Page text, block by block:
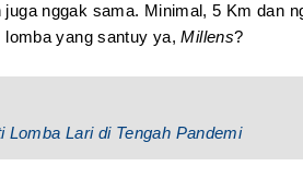
nggak sama. Minimal, 5 Km dan
lomba yang santuy ya,Millens?
Lomba Lari di Tengah Pandemi